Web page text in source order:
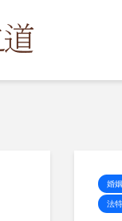
婚姻
法